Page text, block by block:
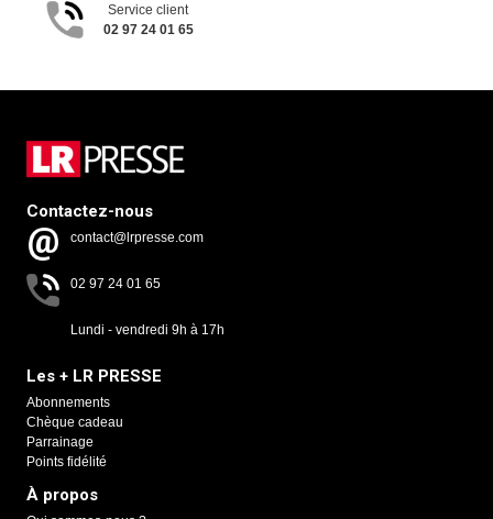
Service client
02 97 24 01 65
Contactez-nous
contact@lrpresse.com
02 97 24 01 65
Lundi - vendredi 9h à 17h
Les + LR PRESSE
Abonnements
Chèque cadeau
Parrainage
Points fidélité
À propos